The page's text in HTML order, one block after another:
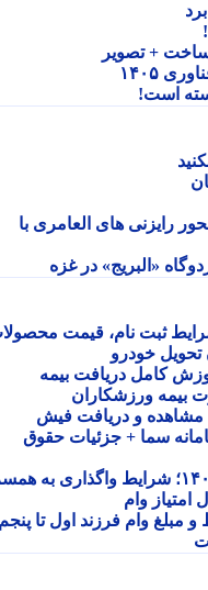
+ تصویر
است!
های العامری با
«البریج» در غزه
خودرو ۱۴۰۵؛ شرایط ثبت نام، قیمت محصولات
آنلاین ۱۴۰۵؛ آموزش کامل دریافت بیمه
ورزشکاران
نفت ۱۴۰۵؛ مشاهده و دریافت فیش
سما + جزئیات حقوق
انتقال امتیاز وام مهربانی بانک ملی ۱۴۰۵؛ شرایط واگذاری به همسر،
وام
۱۴۰۵؛ شرایط و مبلغ وام فرزند اول تا پنجم،